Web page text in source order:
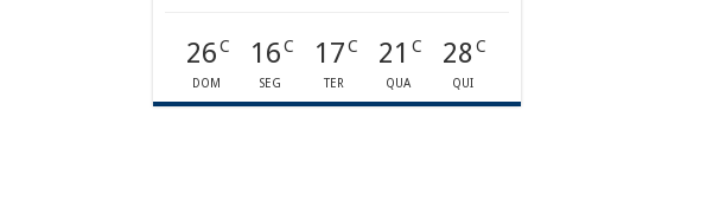
26 C
DOM
16 C
SEG
17 C
TER
21 C
QUA
28 C
QUI